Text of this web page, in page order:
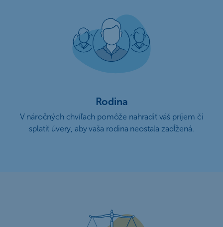
Rodina
V náročných chvíľach pomôže nahradiť váš príjem či
splatiť úvery, aby vaša rodina neostala zadĺžená.